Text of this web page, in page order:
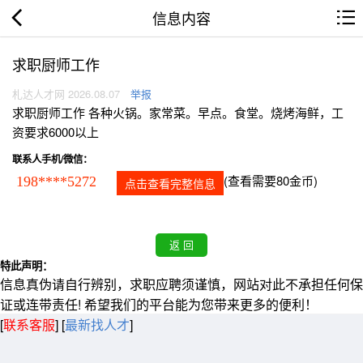
信息内容
求职厨师工作
札达人才网 2026.08.07 举报
求职厨师工作 各种火锅。家常菜。早点。食堂。烧烤海鲜，工
资要求6000以上
联系人手机/微信：
198****5272 点击查看完整信息 (查看需要80金币)
特此声明：
信息真伪请自行辨别，求职应聘须谨慎，网站对此不承担任何保
证或连带责任! 希望我们的平台能为您带来更多的便利！
[联系客服] [最新找人才]